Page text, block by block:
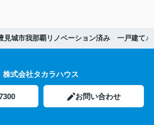
見城市我那覇リノベーション済み 一戸建て♪
株式会社タカラハウス
お問い合わせ